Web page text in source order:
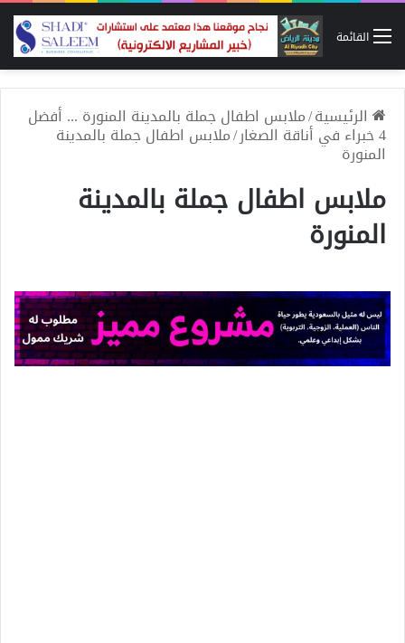
القائمة
الرئيسية/ملابس اطفال جملة بالمدينة المنورة ... أفضل
4 خبراء في أناقة الصغار /ملابس اطفال جملة بالمدينة
المنورة
ملابس اطفال جملة بالمدينة
المنورة